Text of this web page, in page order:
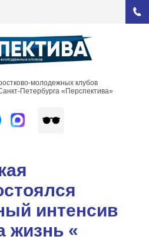
молодежных клубов
Петербурга «Перспектива»
интенсив
жизнь «